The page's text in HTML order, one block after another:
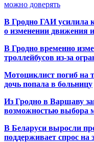
можно доверять
В Гродно ГАИ усилила
о изменении движения
В Гродно временно
троллейбусов из-за
Мотоциклист погиб на
дочь попала в больницу
Из Гродно в Варшаву
возможностью выбора
В Беларуси выросли
поддерживает спрос на